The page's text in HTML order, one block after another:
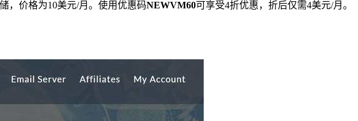
，价格为10美元/月。使用优惠码NEWVM60可享受4折优惠，折后仅需4美元/月。